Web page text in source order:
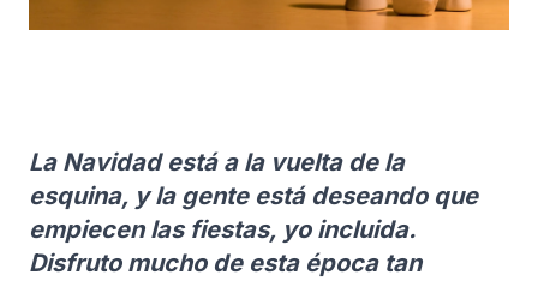
La Navidad está a la vuelta de la
esquina, y la gente está deseando que
empiecen las fiestas, yo incluida.
Disfruto mucho de esta época tan